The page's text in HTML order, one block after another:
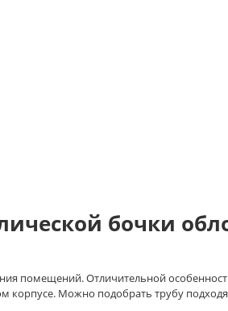
бочки
помещений. Отличительной
корпусе. Можно подобрать трубу